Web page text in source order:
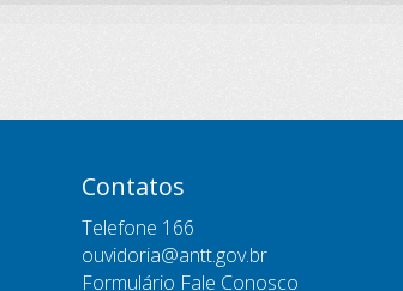
Contatos
Telefone 166
ouvidoria@antt.gov.br
Formulário Fale Conosco